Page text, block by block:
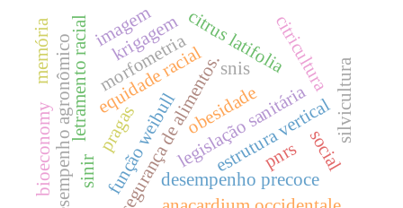
equidade racial
letramento racial segurança de alimentos.legislação sanitária
citrus latifoliacitricultura
desempenho precoce
desempenho agronômico pragas
morfometria
estrutura vertical
função weibull silvicultura
obesidade
krigagem
bioeconomy pnrs
snis
sinir
memória imagem
social